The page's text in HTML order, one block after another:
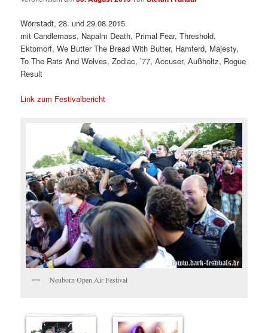
Wörrstadt, 28. und 29.08.2015
mit Candlemass, Napalm Death, Primal Fear, Threshold,
Ektomorf, We Butter The Bread With Butter, Hamferd, Majesty,
To The Rats And Wolves, Zodiac, ’77, Accuser, Außholtz, Rogue
Result
Link zum Festivalbericht
Neuborn Open Air Festival